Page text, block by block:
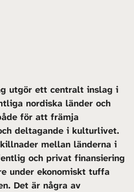
utgör ett centralt inslag i
nordiska länder och
för att främja
deltagande i kulturlivet.
mellan länderna i
och privat finansiering
under ekonomiskt tuffa
Det är några av